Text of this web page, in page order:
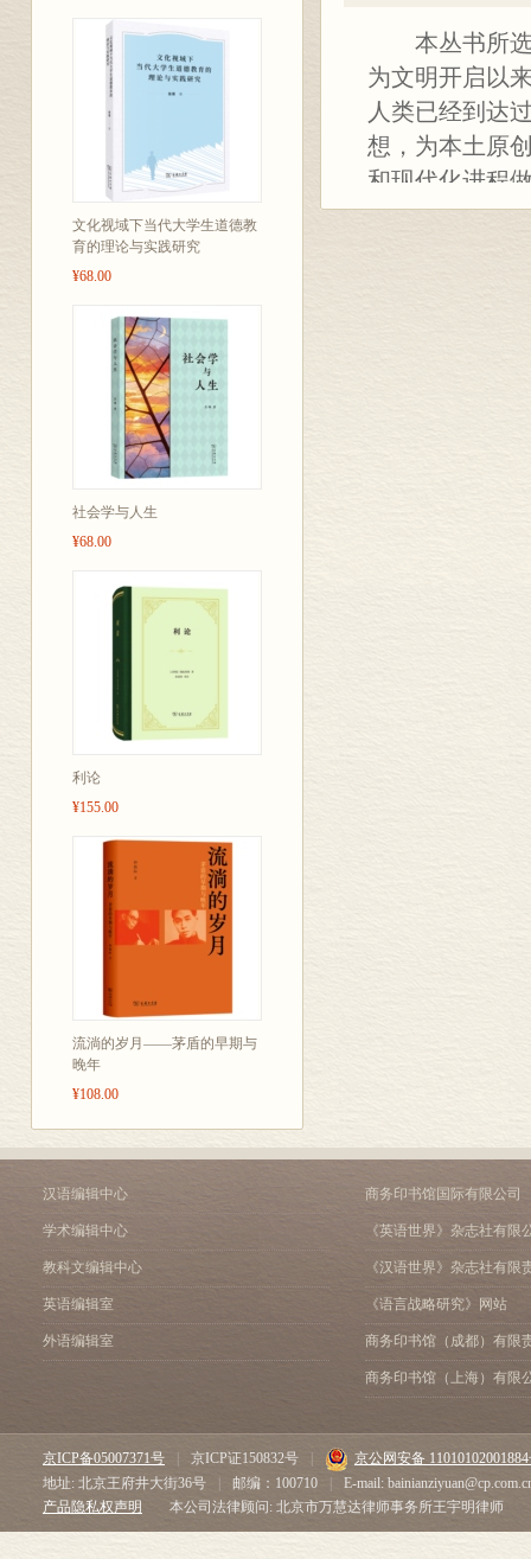
文化视域下当代大学生道德教
育的理论与实践研究
¥68.00
社会学与人生
¥68.00
利论
¥155.00
流淌的岁月——茅盾的早期与
晚年
¥108.00
本丛书所选
为文明开启以
人类已经到达
想，为本土原
和现代化进程
为纪念商务印
汉语编辑中心
学术编辑中心
教科文编辑中心
英语编辑室
外语编辑室
商务印书馆国际有限公司
《英语世界》杂志社有限
《汉语世界》杂志社有限
《语言战略研究》网站
商务印书馆（成都）有限
商务印书馆（上海）有限
京ICP备05007371号 京ICP证150832号
京公网安备
地址: 北京王府井大街36号
邮编：100710
E-mail:
产品隐私权声明
本公司法律顾问: 北京市万慧达律师事务所王宇明律师